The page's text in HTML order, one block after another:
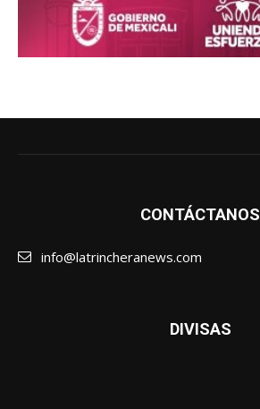
CONTÁCTANOS
info@latrincheranews.com
DIVISAS